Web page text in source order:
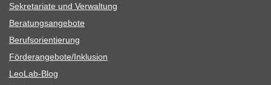
Sekre­ta­riate und Verwaltung
Bera­tungs­an­ge­bote
Berufs­ori­en­tie­rung
Förderangebote/​​Inklusion
Leo­Lab-Blog